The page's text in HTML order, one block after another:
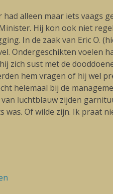
alleen maar iets vaags
Hij kon ook niet
In de zaak van Eric O.
Ondergeschikten voelen
zich sust met de
hem vragen of hij wel
helemaal bij de
luchtblauw zijden
Of wilde zijn. Ik praat